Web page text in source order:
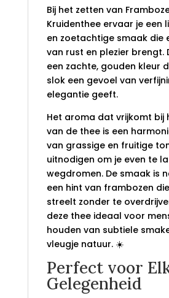
Bij het zetten van
Kruidenthee ervaar je een
en zoetachtige smaak die
van rust en plezier brengt.
een zachte, gouden kleur
slok een gevoel van
elegantie geeft.
Het aroma dat vrijkomt bij
van de thee is een
van grassige en fruitige
uitnodigen om je even te
wegdromen. De smaak is
een hint van frambozen
streelt zonder te
deze thee ideaal voor
houden van subtiele
vleugje natuur. ☀️
Perfect voor
Gelegenheid